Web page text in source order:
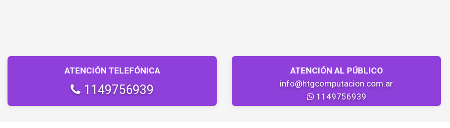
ATENCIÓN TELEFÓNICA
1149756939
ATENCIÓN AL PÚBLICO
info@htgcomputacion.com.ar
1149756939